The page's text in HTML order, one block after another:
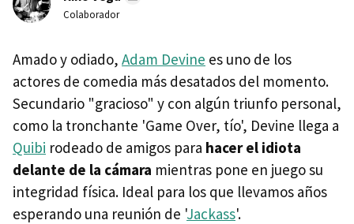
Colaborador
Amado y odiado, Adam Devine es uno de los
actores de comedia más desatados del momento.
Secundario "gracioso" y con algún triunfo personal,
como la tronchante 'Game Over, tío', Devine llega a
Quibi rodeado de amigos para hacer el idiota
delante de la cámara mientras pone en juego su
integridad física. Ideal para los que llevamos años
esperando una reunión de 'Jackass'.